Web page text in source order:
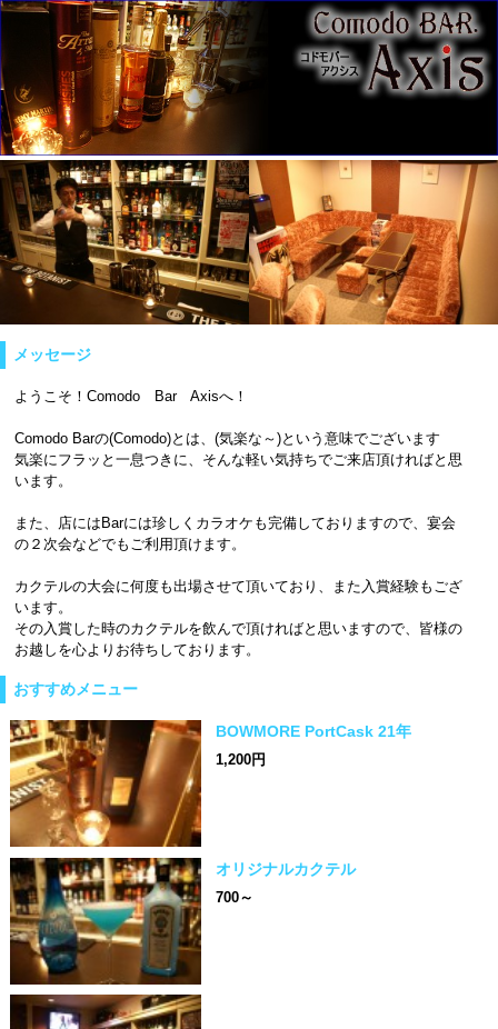
メッセージ
ようこそ！Comodo Bar Axisへ！
Comodo Barの(Comodo)とは、(気楽な～)という意味でございます
気楽にフラッと一息つきに、そんな軽い気持ちでご来店頂ければと思
います。
また、店にはBarには珍しくカラオケも完備しておりますので、宴会
の２次会などでもご利用頂けます。
カクテルの大会に何度も出場させて頂いており、また入賞経験もござ
います。
その入賞した時のカクテルを飲んで頂ければと思いますので、皆様の
お越しを心よりお待ちしております。
おすすめメニュー
BOWMORE PortCask 21年
1,200円
オリジナルカクテル
700～